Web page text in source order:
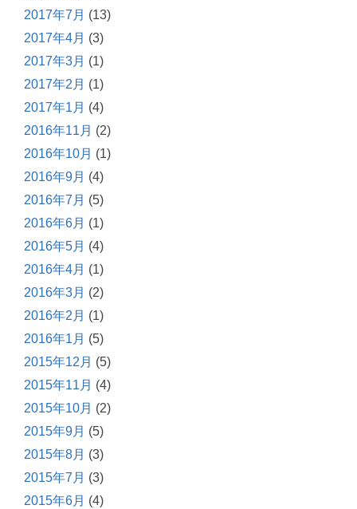
2017年7月 (13)
2017年4月 (3)
2017年3月 (1)
2017年2月 (1)
2017年1月 (4)
2016年11月 (2)
2016年10月 (1)
2016年9月 (4)
2016年7月 (5)
2016年6月 (1)
2016年5月 (4)
2016年4月 (1)
2016年3月 (2)
2016年2月 (1)
2016年1月 (5)
2015年12月 (5)
2015年11月 (4)
2015年10月 (2)
2015年9月 (5)
2015年8月 (3)
2015年7月 (3)
2015年6月 (4)